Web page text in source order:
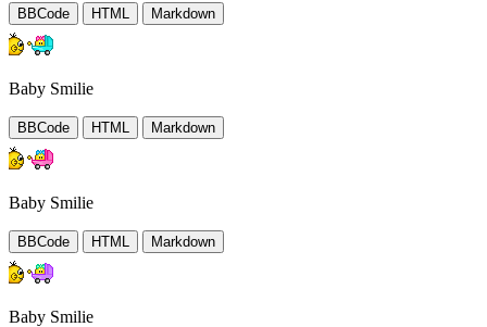
BBCode HTML Markdown
Baby Smilie
BBCode HTML Markdown
Baby Smilie
BBCode HTML Markdown
Baby Smilie